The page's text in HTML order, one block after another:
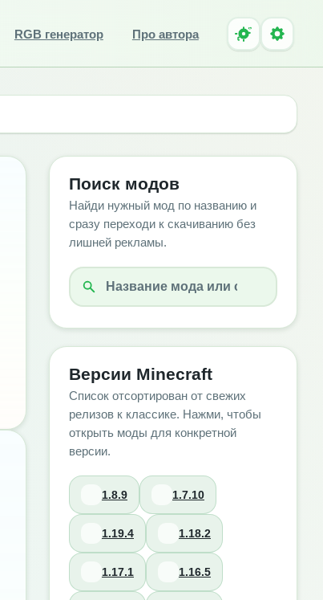
RGB генератор Про автора
Поиск модов
Найди нужный мод по названию и
сразу переходи к скачиванию без
лишней рекламы.
Версии Minecraft
Список отсортирован от свежих
релизов к классике. Нажми, чтобы
открыть моды для конкретной
версии.
1.8.9 1.7.10
1.19.4 1.18.2
1.17.1 1.16.5